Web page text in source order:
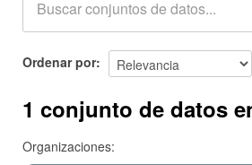
Acerca de
Ordenar por
1 conjunto de datos
Organizaciones: